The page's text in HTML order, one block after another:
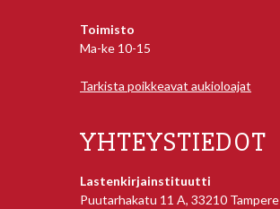
Toimisto
Ma-ke 10-15
Tarkista poikkeavat aukioloajat
YHTEYSTIEDOT
Lastenkirjainstituutti
Puutarhakatu 11 A, 33210 Tampere